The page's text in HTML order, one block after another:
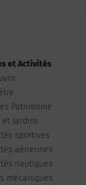
et Activités
Patrimoine
et Jardins
sportives
aériennes
nautiques
mécaniques